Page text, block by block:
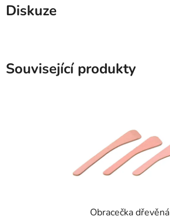
Diskuze
Související produkty
Obracečka dřevěná